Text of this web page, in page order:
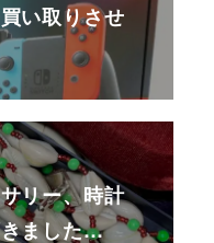
い取りさせ
リー、時計
ました…